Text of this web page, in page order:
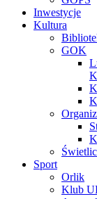
Inwestycje
Kultura
GOK
Sport
Orlik
Klub